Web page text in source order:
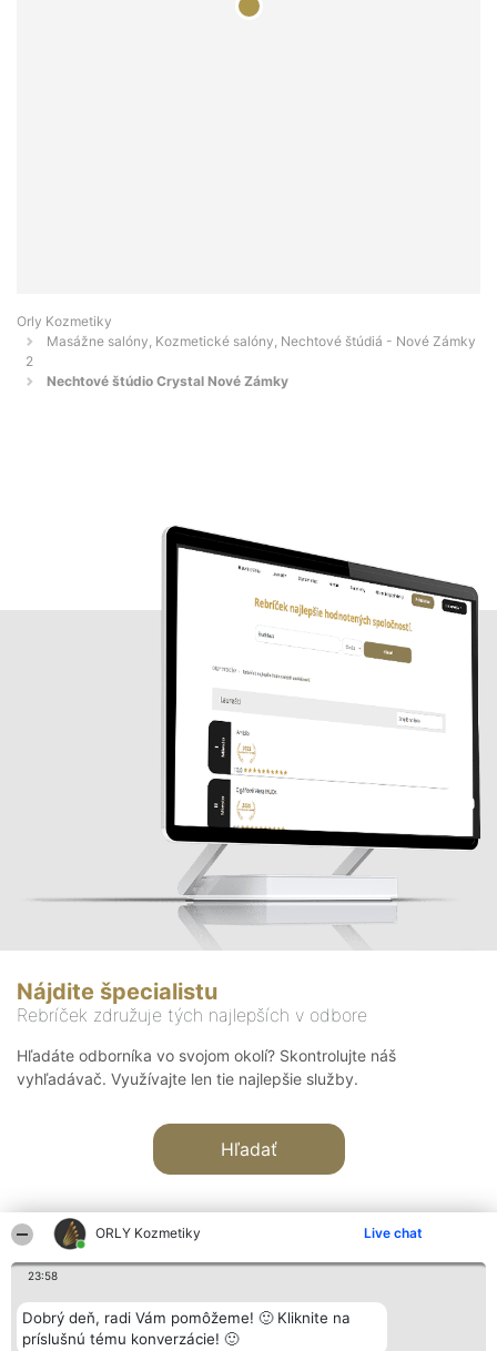
ORLY Kozmetiky Live chat
23:58
Dobrý deň, radi Vám pomôžeme! 🙂 Kliknite na
príslušnú tému konverzácie! 🙂
Orly Kozmetiky
Masážne salóny, Kozmetické salóny, Nechtové štúdiá - Nové Zámky
2
Nechtové štúdio Crystal Nové Zámky
Nájdite špecialistu
Rebríček združuje tých najlepších v odbore
Hľadáte odborníka vo svojom okolí? Skontrolujte náš
vyhľadávač. Využívajte len tie najlepšie služby.
Hľadať
Organizátor hodnotenia
Bright Side Solutions sp. z o.
o. sp. k.
Hodnotenie
Laureáti
Lista
Kontakt
Kontakt